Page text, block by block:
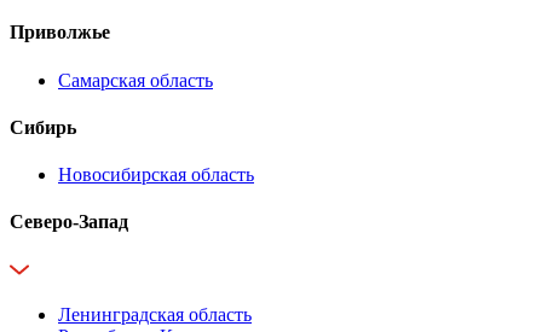
Приволжье
Самарская область
Сибирь
Новосибирская область
Северо-Запад
Ленинградская область